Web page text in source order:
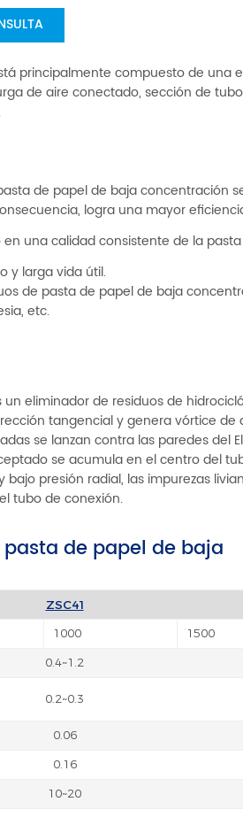
principalmente compuesto de una
de aire conectado, sección de
de papel de baja concentración
logra una mayor
una calidad consistente de la
y larga vida útil.
de pasta de papel de baja
etc.
eliminador de residuos de
tangencial y genera vórtice de
se lanzan contra las paredes del
se acumula en el centro del
presión radial, las impurezas
tubo de conexión.
de papel de baja
ZSC41
1000 1500
0.4~1.2
0.2~0.3
0.06
0.16
10~20